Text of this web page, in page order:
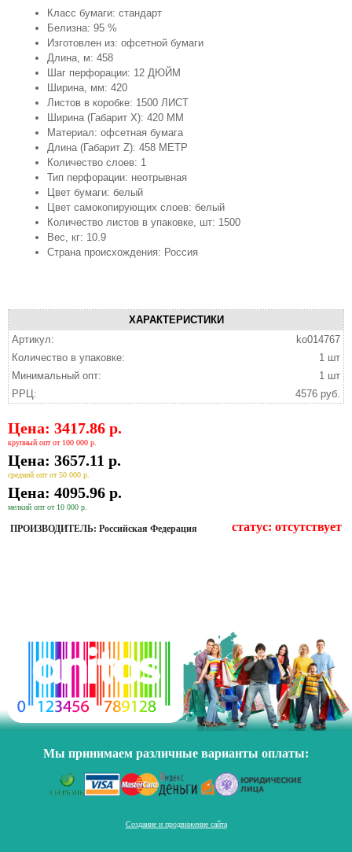
Класс бумаги: стандарт
Белизна: 95 %
Изготовлен из: офсетной бумаги
Длина, м: 458
Шаг перфорации: 12 ДЮЙМ
Ширина, мм: 420
Листов в коробке: 1500 ЛИСТ
Ширина (Габарит X): 420 ММ
Материал: офсетная бумага
Длина (Габарит Z): 458 МЕТР
Количество слоев: 1
Тип перфорации: неотрывная
Цвет бумаги: белый
Цвет самокопирующих слоев: белый
Количество листов в упаковке, шт: 1500
Вес, кг: 10.9
Страна происхождения: Россия
ХАРАКТЕРИСТИКИ
Артикул:
ko014767
Количество в упаковке:
1 шт
Минимальный опт:
1 шт
РРЦ:
4576 руб.
Цена: 3417.86 р.
крупный опт от 100 000 р.
Цена: 3657.11 р.
средний опт от 50 000 р.
Цена: 4095.96 р.
мелкий опт от 10 000 р.
ПРОИЗВОДИТЕЛЬ: Российская Федерация статус: отсутствует
Мы принимаем различные варианты оплаты:
Создание и продвижение сайта